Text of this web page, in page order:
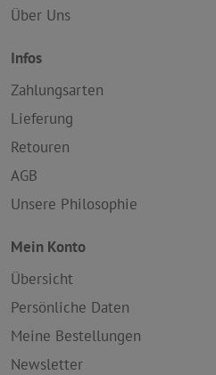
Über Uns
Infos
Zahlungsarten
Lieferung
Retouren
AGB
Unsere Philosophie
Mein Konto
Übersicht
Persönliche Daten
Meine Bestellungen
Newsletter